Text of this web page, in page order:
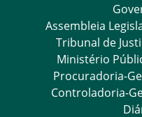
Assembleia
Tribunal de
Ministério
Procuradoria-
Controladoria-